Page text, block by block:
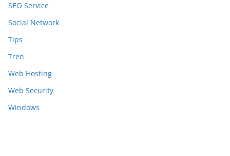
SEO Service
Social Network
Tips
Tren
Web Hosting
Web Security
Windows